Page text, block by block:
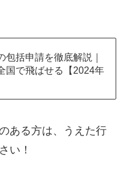
包括申請を徹底解説｜
国で飛ばせる【2024年
ある方は、うえた行
い！